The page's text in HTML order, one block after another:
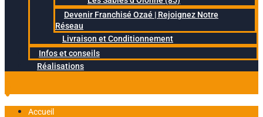
Devenir Franchisé Ozaé | Rejoignez Notre
Réseau
Livraison et Conditionnement
Infos et conseils
Réalisations
Accueil